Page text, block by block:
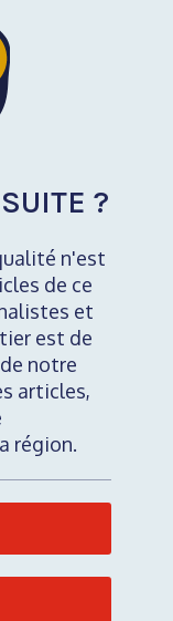
?
n'est
de ce
et
est de
notre
articles,
région.